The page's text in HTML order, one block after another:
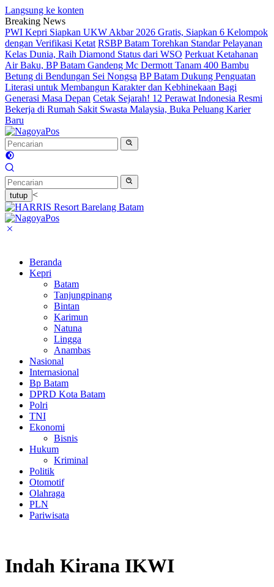
Langsung ke konten
Breaking News
PWI Kepri Siapkan UKW Akbar 2026 Gratis, Siapkan 6 Kelompok
dengan Verifikasi Ketat RSBP Batam Torehkan Standar Pelayanan
Kelas Dunia, Raih Diamond Status dari WSO Perkuat Ketahanan
Air Baku, BP Batam Gandeng Mc Dermott Tanam 400 Bambu
Betung di Bendungan Sei Nongsa BP Batam Dukung Penguatan
Literasi untuk Membangun Karakter dan Kebhinekaan Bagi
Generasi Masa Depan Cetak Sejarah! 12 Perawat Indonesia Resmi
Bekerja di Rumah Sakit Swasta Malaysia, Buka Peluang Karier
Baru
tutup <
Beranda
Kepri
Batam
Tanjungpinang
Bintan
Karimun
Natuna
Lingga
Anambas
Nasional
Internasional
Bp Batam
DPRD Kota Batam
Polri
TNI
Ekonomi
Bisnis
Hukum
Kriminal
Politik
Otomotif
Olahraga
PLN
Pariwisata
Indah Kirana IKWI